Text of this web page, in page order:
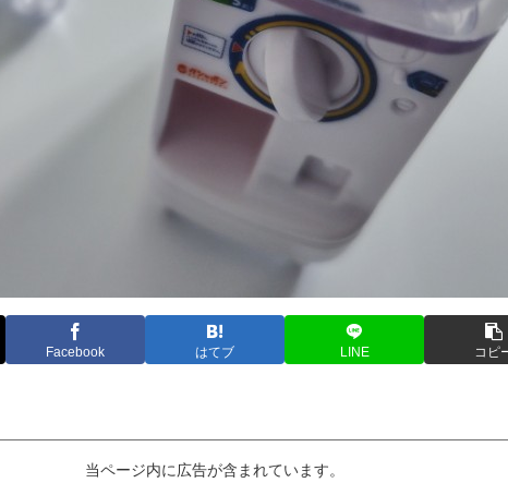
Facebook はてブ LINE コピ
当ページ内に広告が含まれています。